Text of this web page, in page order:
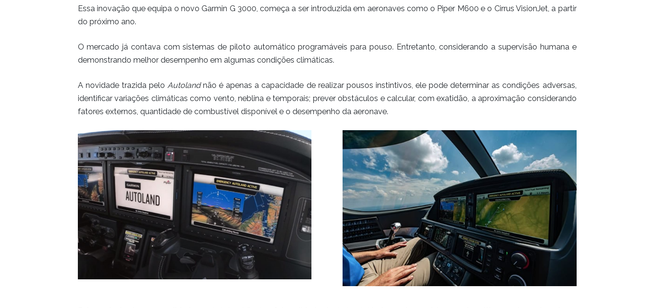
Essa inovação que equipa o novo Garmin G 3000, começa a ser introduzida em aeronaves como o Piper M600 e o Cirrus VisionJet, a partir
do próximo ano.
O mercado já contava com sistemas de piloto automático programáveis para pouso. Entretanto, considerando a supervisão humana e
demonstrando melhor desempenho em algumas condições climáticas.
A novidade trazida pelo Autolandnão é apenas a capacidade de realizar pousos instintivos, ele pode determinar as condições adversas,
identificar variações climáticas como vento, neblina e temporais; prever obstáculos e calcular, com exatidão, a aproximação considerando
fatores externos, quantidade de combustível disponível e o desempenho da aeronave.